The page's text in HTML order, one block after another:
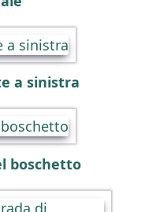
a sinistra
boschetto